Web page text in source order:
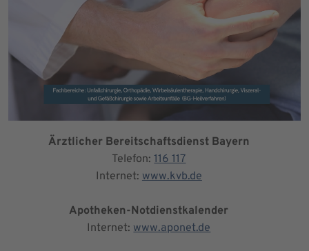
Ärztlicher Bereitschaftsdienst Bayern
Telefon:116 117
Internet: www.kvb.de
Apotheken-Notdienstkalender
Internet: www.aponet.de